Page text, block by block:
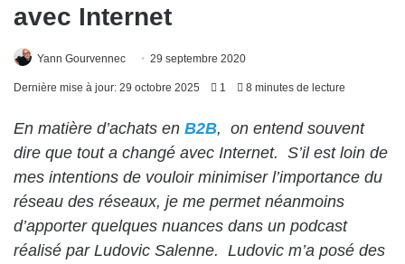
avec Internet
Yann Gourvennec 29 septembre 2020
Dernière mise à jour: 29 octobre 2025 1 8 minutes de lecture
En matière d’achats en B2B, on entend souvent
dire que tout a changé avec Internet. S’il est loin de
mes intentions de vouloir minimiser l’importance du
réseau des réseaux, je me permet néanmoins
d’apporter quelques nuances dans un podcast
réalisé par Ludovic Salenne. Ludovic m’a posé des